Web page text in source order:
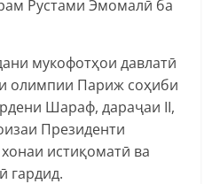
Рустами Эмомалӣ ба
мукофотҳои давлатӣ
олимпии Париж соҳиби
Шараф, дараҷаи II,
Президенти
истиқоматӣ ва
гардид.